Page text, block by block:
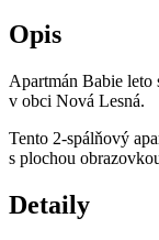
Opis
Apartmán Babie leto
v obci Nová Lesná.
Tento 2-spálňový
s plochou
Detaily